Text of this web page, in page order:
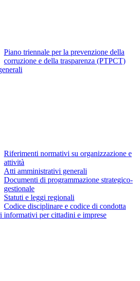
Piano triennale per la prevenzione della
corruzione e della trasparenza (PTPCT)
Riferimenti normativi su organizzazione e
attività
Atti amministrativi generali
Documenti di programmazione strategico-
gestionale
Statuti e leggi regionali
Codice disciplinare e codice di condotta
informativi per cittadini e imprese